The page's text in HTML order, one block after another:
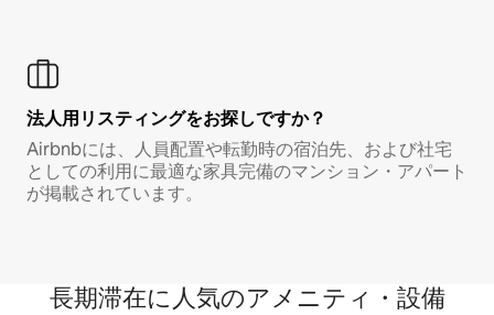
法人用リスティングをお探しですか？
Airbnbには、人員配置や転勤時の宿泊先、および社宅
としての利用に最適な家具完備のマンション・アパート
が掲載されています。
長期滞在に人気のアメニティ・設備